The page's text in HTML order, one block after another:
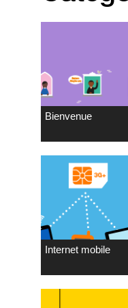
Bienvenue
Internet mobile